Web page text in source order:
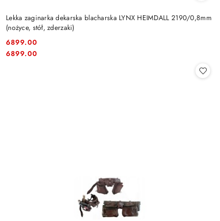
Lekka zaginarka dekarska blacharska LYNX HEIMDALL 2190/0,8mm
(nożyce, stół, zderzaki)
Cena:
6899.00
Cena:
6899.00